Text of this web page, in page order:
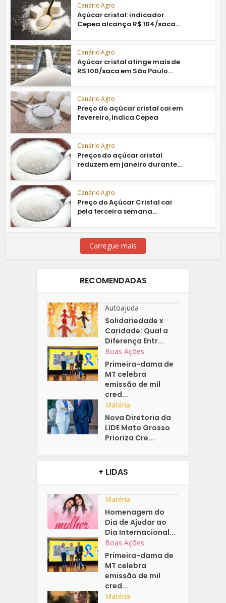
Cenário Agro
Açúcar cristal: indicador
Cepea alcança R$ 104/saca...
Cenário Agro
Açúcar cristal atinge mais de
R$ 100/saca em São Paulo...
Cenário Agro
Preço do açúcar cristal cai em
fevereiro, indica Cepea
Cenário Agro
Preços do açúcar cristal
reduzem em janeiro durante...
Cenário Agro
Preço do Açúcar Cristal cai
pela terceira semana...
Carregue mais
RECOMENDADAS
Autoajuda
Solidariedade x
Caridade: Qual a
Diferença Entr...
Boas Ações
Primeira-dama de
MT celebra
emissão de mil
cred...
Matéria
Nova Diretoria da
LIDE Mato Grosso
Prioriza Cre...
+ LIDAS
Matéria
Homenagem do
Dia de Ajudar ao
Dia Internacional...
Boas Ações
Primeira-dama de
MT celebra
emissão de mil
cred...
Matéria